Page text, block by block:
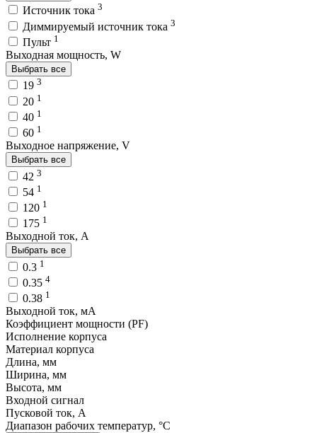
Источник тока 3
Диммируемый источник тока 3
Пульт 1
Выходная мощность, W
Выбрать все
19 3
20 1
40 1
60 1
Выходное напряжение, V
Выбрать все
42 3
54 1
120 1
175 1
Выходной ток, A
Выбрать все
0.3 1
0.35 4
0.38 1
Выходной ток, мA
Коэффициент мощности (PF)
Исполнение корпуса
Материал корпуса
Длина, мм
Ширина, мм
Высота, мм
Входной сигнал
Пусковой ток, A
Диапазон рабочих температур, °C